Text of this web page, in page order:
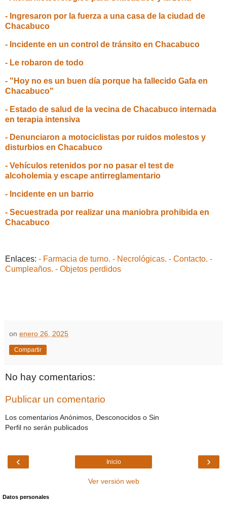
- Ingresaron por la fuerza a una casa de la ciudad de
Chacabuco
- Incidente en un control de tránsito en Chacabuco
- Le robaron de todo
- "Hoy no es un buen día porque ha fallecido Gafa en
Chacabuco"
- Estado de salud de la vecina de Chacabuco internada
en terapia intensiva
- Denunciaron a motociclistas por ruidos molestos y
disturbios en Chacabuco
- Vehículos retenidos por no pasar el test de
alcoholemia y escape antirreglamentario
- Incidente en un barrio
- Secuestrada por realizar una maniobra prohibida en
Chacabuco
Enlaces: - Farmacia de turno. - Necrológicas. - Contacto. -
Cumpleaños. - Objetos perdidos
on enero 26, 2025
Compartir
No hay comentarios:
Publicar un comentario
Los comentarios Anónimos, Desconocidos o Sin
Perfil no serán publicados
‹ ›
Inicio
Ver versión web
Datos personales